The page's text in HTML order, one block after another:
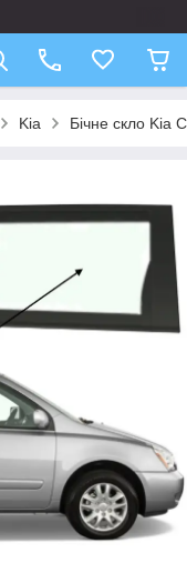
Kia Бічне скло Kia